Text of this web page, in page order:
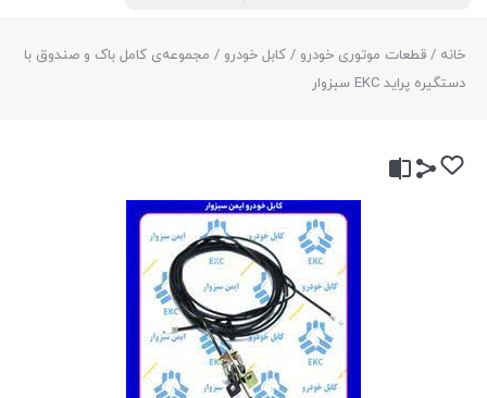
خانه / قطعات موتوری خودرو / کابل خودرو / مجموعه‌ی کامل باک و صندوق با
دستگیره پراید EKC سبزوار